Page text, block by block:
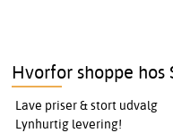
Hvorfor shoppe hos
Lave priser & stort udvalg
Lynhurtig levering!